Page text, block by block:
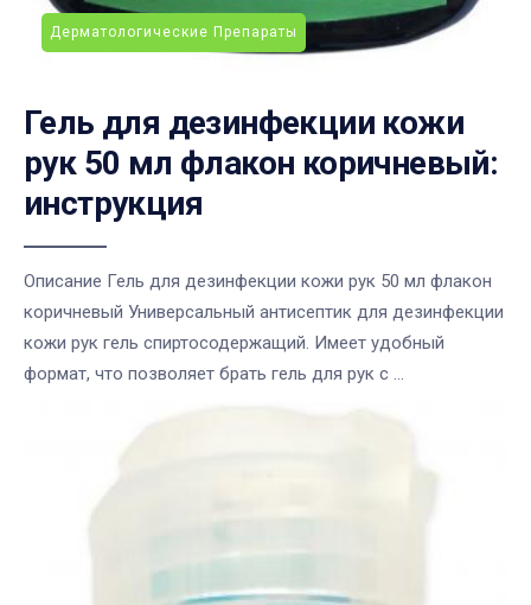
Дерматологические Препараты
Гель для дезинфекции кожи
рук 50 мл флакон коричневый:
инструкция
Описание Гель для дезинфекции кожи рук 50 мл флакон
коричневый Универсальный антисептик для дезинфекции
кожи рук гель спиртосодержащий. Имеет удобный
формат, что позволяет брать гель для рук с ...